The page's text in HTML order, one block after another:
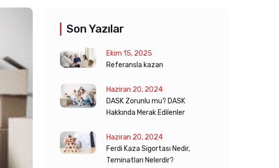
Son Yazılar
Ekim 15, 2025
Referansla kazan
Haziran 20, 2024
DASK Zorunlu mu? DASK
Hakkında Merak Edilenler
Haziran 20, 2024
Ferdi Kaza Sigortası Nedir,
Teminatları Nelerdir?